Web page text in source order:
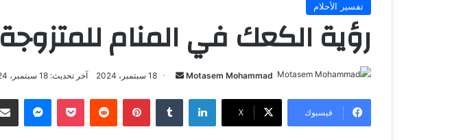
تفسير الأحلام
رؤية الكعك في المنام للمتزوجة
Motasem Mohammad 18 سبتمبر، 2024 آخر تحديث: 18 سبتمبر، 2024
فيسبوك X